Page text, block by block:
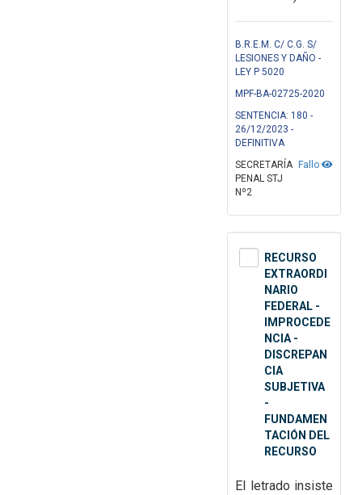
B.R.E.M. C/ C.G. S/
LESIONES Y DAÑO -
LEY P 5020
MPF-BA-02725-2020
SENTENCIA: 180 -
26/12/2023 -
DEFINITIVA
Fallo
SECRETARÍA
PENAL STJ
Nº2
RECURSO
EXTRAORDI
NARIO
FEDERAL -
IMPROCEDE
NCIA -
DISCREPAN
CIA
SUBJETIVA
-
FUNDAMEN
TACIÓN DEL
RECURSO
El letrado insiste